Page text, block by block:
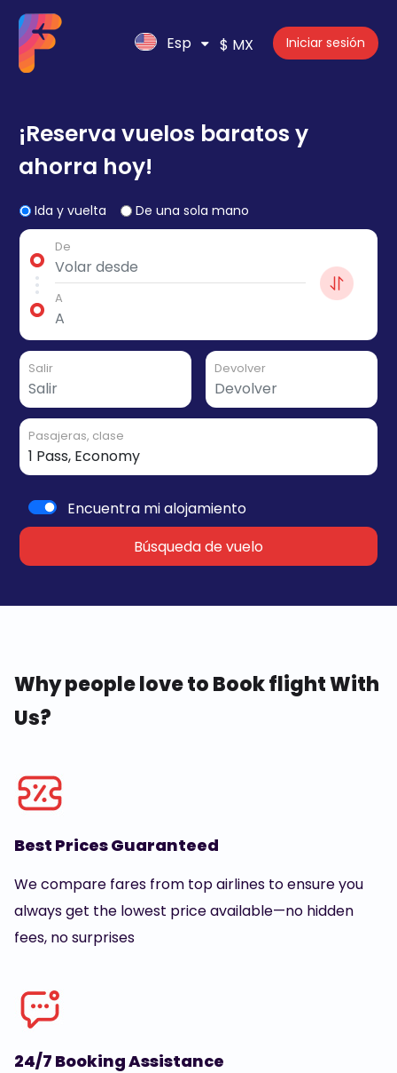
Esp $ MX Iniciar sesión
¡Reserva vuelos baratos y
ahorra hoy!
Ida y vuelta De una sola mano
De
A
Salir Devolver
Pasajeras, clase
Encuentra mi alojamiento
Búsqueda de vuelo
Why people love to Book flight With
Us?
Best Prices Guaranteed
We compare fares from top airlines to ensure you
always get the lowest price available—no hidden
fees, no surprises
24/7 Booking Assistance